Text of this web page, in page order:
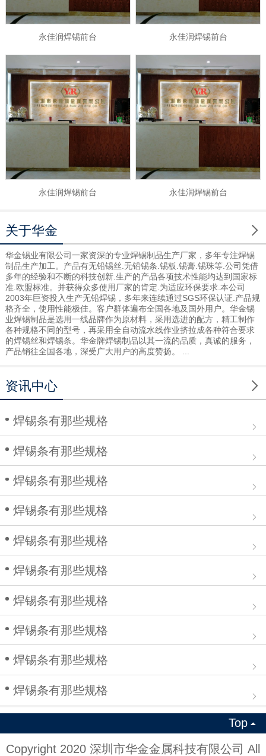
永佳润焊锡前台 永佳润焊锡前台
永佳润焊锡前台 永佳润焊锡前台

关于华金
华金锡业有限公司一家资深的专业焊锡制品生产厂家，多年专注焊锡
制品生产加工。产品有无铅锡丝.无铅锡条.锡板.锡膏.锡珠等.公司凭借
多年的经验和不断的科技创新.生产的产品各项技术性能均达到国家标
准.欧盟标准。并获得众多使用厂家的肯定.为适应环保要求.本公司
2003年巨资投入生产无铅焊锡，多年来连续通过SGS环保认证.产品规
格齐全，使用性能极佳。客户群体遍布全国各地及国外用户。华金锡
业焊锡制品是选用一线品牌作为原材料，采用选进的配方，精工制作
各种规格不同的型号，再采用全自动流水线作业挤拉成各种符合要求
的焊锡丝和焊锡条。华金牌焊锡制品以其一流的品质，真诚的服务，
产品销往全国各地，深受广大用户的高度赞扬。 ...

资讯中心
焊锡条有那些规格
焊锡条有那些规格
焊锡条有那些规格
焊锡条有那些规格
焊锡条有那些规格
焊锡条有那些规格
焊锡条有那些规格
焊锡条有那些规格
焊锡条有那些规格
焊锡条有那些规格
Top
Copyright 2020 深圳市华金金属科技有限公司 All